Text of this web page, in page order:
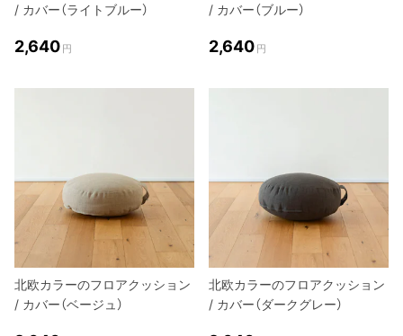
/ カバー（ライトブルー）
2,640 円
/ カバー（ブルー）
2,640 円
北欧カラーのフロアクッション
/ カバー（ベージュ）
北欧カラーのフロアクッション
/ カバー（ダークグレー）